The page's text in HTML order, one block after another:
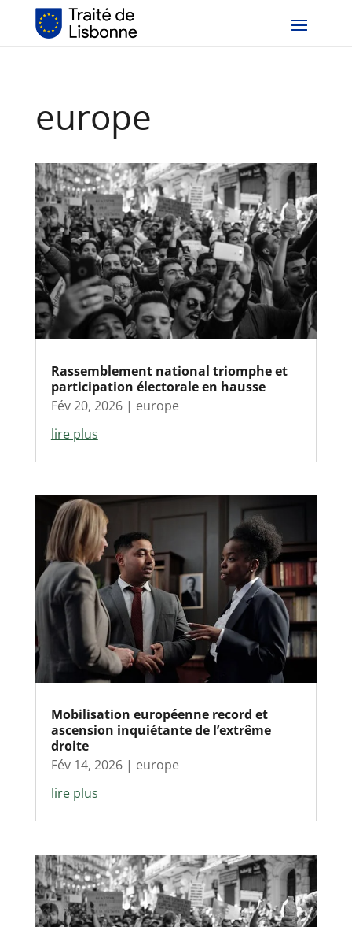
europe
Rassemblement national triomphe et
participation électorale en hausse
Fév 20, 2026| europe
lire plus
Mobilisation européenne record et
ascension inquiétante de l’extrême
droite
Fév 14, 2026| europe
lire plus